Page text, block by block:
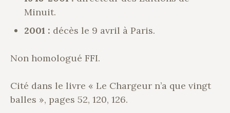
Minuit.
2001 : décès le 9 avril à Paris.
Non homologué FFI.
Cité dans le livre « Le Chargeur n’a que vingt
balles », pages 52, 120, 126.